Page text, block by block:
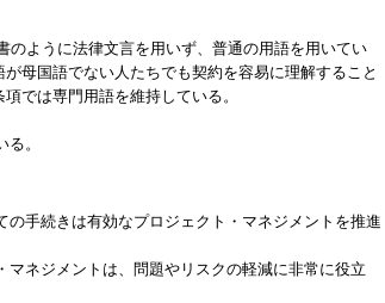
ように法律文言を用いず、普通の用語を用いてい
母国語でない人たちでも契約を容易に理解すること
では専門用語を維持している。
。
手続きは有効なプロジェクト・マネジメントを推進
ネジメントは、問題やリスクの軽減に非常に役立